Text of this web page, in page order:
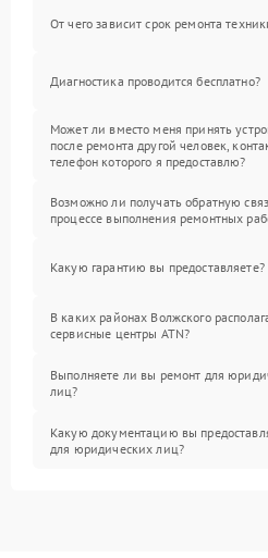
От чего зависит срок ремонта
Диагностика проводится бесплатно?
Может ли вместо меня принять
после ремонта другой человек,
телефон которого я предоставлю?
Возможно ли получать обратную
процессе выполнения ремонтных
Какую гарантию вы предоставляете?
В каких районах Волжского
сервисные центры ATN?
Выполняете ли вы ремонт для
лиц?
Какую документацию вы
для юридических лиц?